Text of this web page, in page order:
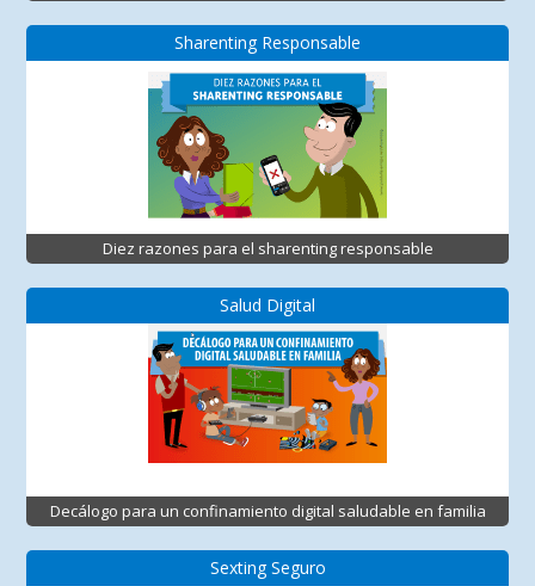
Sharenting Responsable
Diez razones para el sharenting responsable
Salud Digital
Decálogo para un confinamiento digital saludable en familia
Sexting Seguro